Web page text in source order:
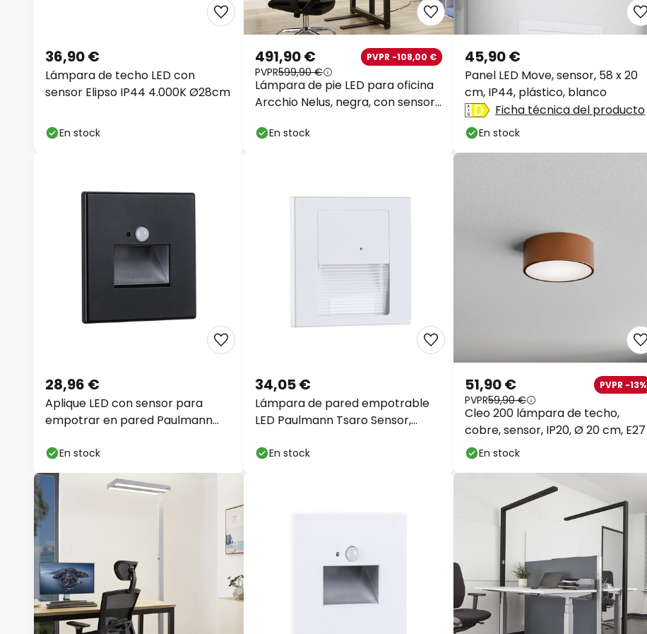
Lámpara de techo LED con
sensor Elipso IP44 4.000K Ø28cm
36,90 €
En stock
Lámpara de pie LED para oficina
Arcchio Nelus, negra, con sensor,
491,90 € PVPR -108,00 €
PVPR599,90 €
En stock
Panel LED Move, sensor, 58 x 20
cm, IP44, plástico, blanco
45,90 €
Ficha técnica del producto
En stock
Aplique LED con sensor para
empotrar en pared Paulmann
28,96 €
En stock
Lámpara de pared empotrable
LED Paulmann Tsaro Sensor,
34,05 €
En stock
Cleo 200 lámpara de techo,
cobre, sensor, IP20, Ø 20 cm, E27
51,90 € PVPR -13%
PVPR59,90 €
En stock